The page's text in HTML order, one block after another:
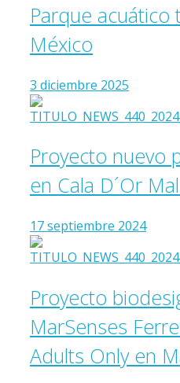
Parque acuático
México
3 diciembre 2025
Proyecto nuevo
en Cala D´Or
17 septiembre 2024
Proyecto
MarSenses
Adults Only en